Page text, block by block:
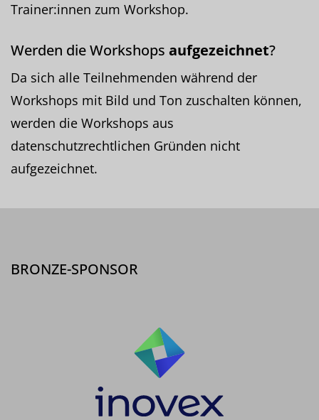
Trainer:innen zum Workshop.
Werden die Workshops aufgezeichnet?
Da sich alle Teilnehmenden während der
Workshops mit Bild und Ton zuschalten können,
werden die Workshops aus
datenschutzrechtlichen Gründen nicht
aufgezeichnet.
BRONZE-SPONSOR